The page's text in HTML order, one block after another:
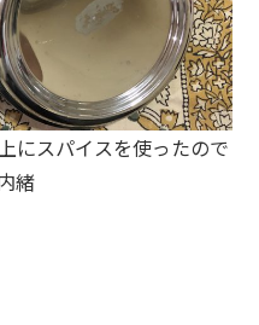
にスパイスを使ったので
緒